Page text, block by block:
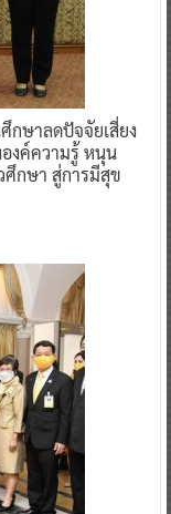
กษาลดปัจจัยเสี่ยง
งค์ความรู้ หนุน
กษา สู่การมีสุข